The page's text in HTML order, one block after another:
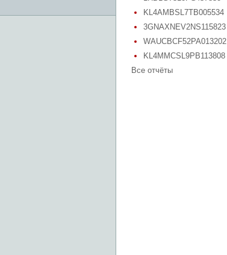
KL4AMBSL7TB005534
3GNAXNEV2NS115823
WAUCBCF52PA013202
KL4MMCSL9PB113808
Все отчёты